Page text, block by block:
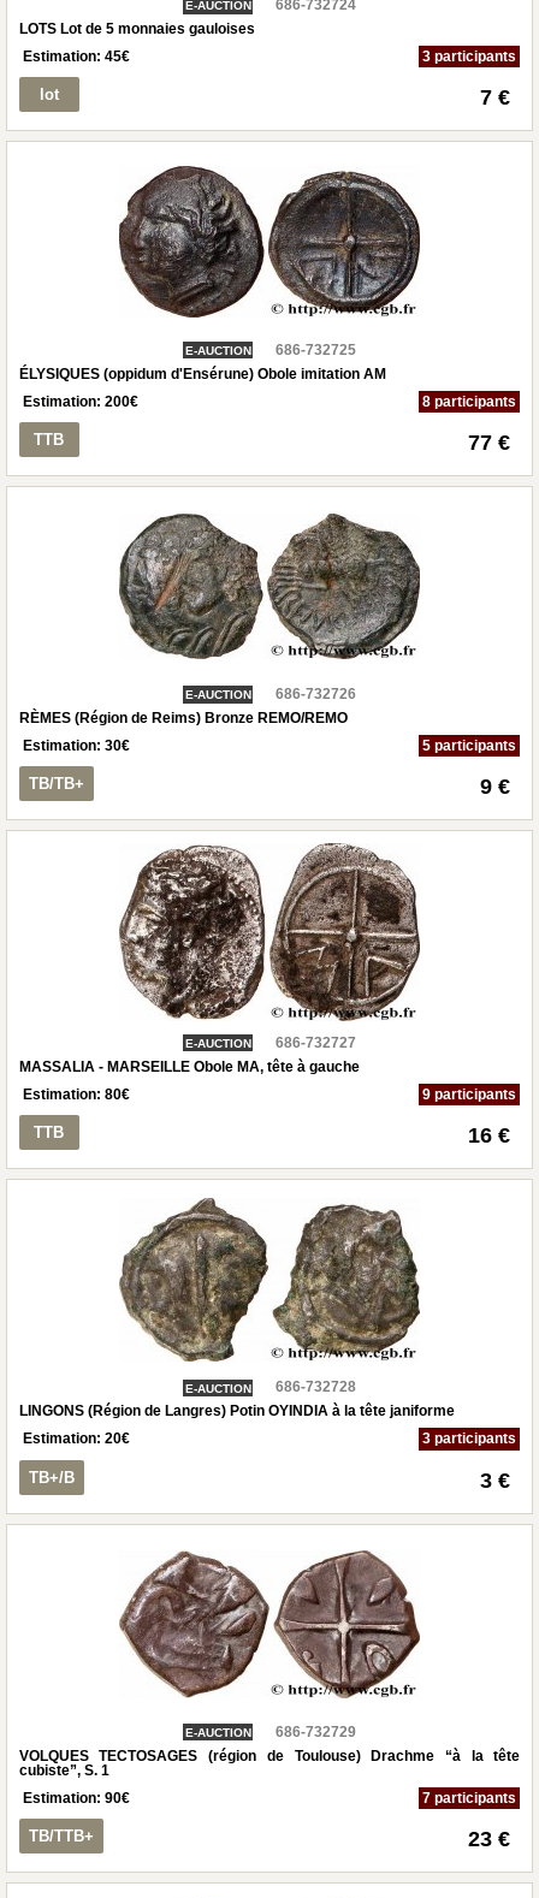
E-AUCTION
686-732724
LOTS Lot de 5 monnaies gauloises
Estimation: 45€ 3 participants
lot 7 €
E-AUCTION
686-732725
ÉLYSIQUES (oppidum d'Ensérune) Obole imitation AM
Estimation: 200€ 8 participants
TTB 77 €
E-AUCTION
686-732726
RÈMES (Région de Reims) Bronze REMO/REMO
Estimation: 30€ 5 participants
TB/TB+ 9 €
E-AUCTION
686-732727
MASSALIA - MARSEILLE Obole MA, tête à gauche
Estimation: 80€ 9 participants
TTB 16 €
E-AUCTION
686-732728
LINGONS (Région de Langres) Potin OYINDIA à la tête janiforme
Estimation: 20€ 3 participants
TB+/B 3 €
E-AUCTION
686-732729
VOLQUES TECTOSAGES (région de Toulouse) Drachme “à la tête
cubiste”, S. 1
Estimation: 90€ 7 participants
TB/TTB+ 23 €